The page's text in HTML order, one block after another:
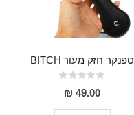
ספנקר חזק מעור BITCH
Rating:
0%
49.00 ₪